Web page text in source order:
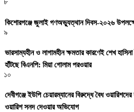
৮
কিশোরগঞ্জে জুলাই গণঅভ্যুত্থান দিবস-২০২৬
৯
ভারসাম্যহীন ও লাগামহীন ক্ষমতার কারণেই শেখ
হাঁটছে বিএনপি: মিয়া গোলাম পরওয়ার
১০
দেবীগঞ্জে ইউপি চেয়ারম্যানের বিরুদ্ধে বৈধ
ওয়ারিশ সনদ দেওয়ার অভিযোগ